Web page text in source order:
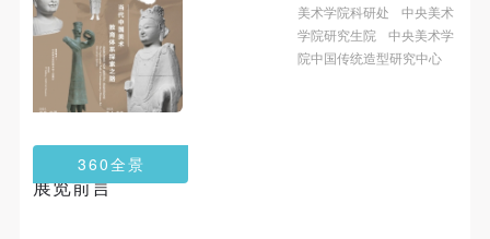
360全景
美术学院科研处
中央美术
学院研究生院
中央美术学
院中国传统造型研究中心
展览前言
术馆资料库》等相关资料、文献、档案机构和平台，
在中央美术学院中使用和在互联网上传播，同意按相
关“章程”规定享受相关权益。
中央美术学院美术馆活动安全免责协议书
本次活动公平公正、自愿参加与退出、风险与责任自
负的原则。但活动有风险，参加者应有必要的风险意
术馆资料库》等相关资料、文献、档案机构和平台，
在中央美术学院中使用和在互联网上传播，同意按相
关“章程”规定享受相关权益。
中央美术学院美术馆活动安全免责协议书
本次活动公平公正、自愿参加与退出、风险与责任自
负的原则。但活动有风险，参加者应有必要的风险意
术馆资料库》等相关资料、文献、档案机构和平台，
在中央美术学院中使用和在互联网上传播，同意按相
关“章程”规定享受相关权益。
中央美术学院美术馆活动安全免责协议书
本次活动公平公正、自愿参加与退出、风险与责任自
负的原则。但活动有风险，参加者应有必要的风险意